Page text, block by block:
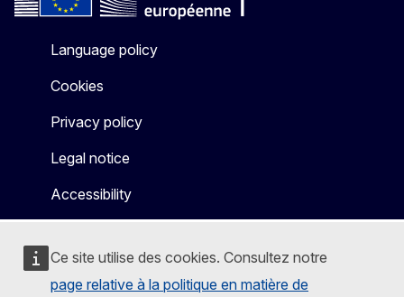
Ce site utilise des cookies. Consultez notre
page relative à la politique en matière de
Language policy
Cookies
Privacy policy
Legal notice
Accessibility